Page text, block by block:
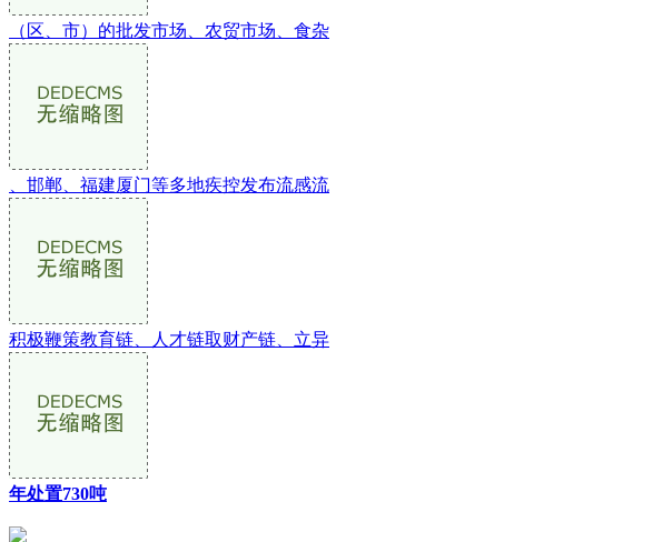
（区、市）的批发市场、农贸市场、食杂
、邯郸、福建厦门等多地疾控发布流感流
积极鞭策教育链、人才链取财产链、立异
年处置730吨